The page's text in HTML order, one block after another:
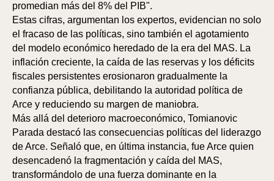
promedian más del 8% del PIB".
Estas cifras, argumentan los expertos, evidencian no solo
el fracaso de las políticas, sino también el agotamiento
del modelo económico heredado de la era del MAS. La
inflación creciente, la caída de las reservas y los déficits
fiscales persistentes erosionaron gradualmente la
confianza pública, debilitando la autoridad política de
Arce y reduciendo su margen de maniobra.
Más allá del deterioro macroeconómico, Tomianovic
Parada destacó las consecuencias políticas del liderazgo
de Arce. Señaló que, en última instancia, fue Arce quien
desencadenó la fragmentación y caída del MAS,
transformándolo de una fuerza dominante en la